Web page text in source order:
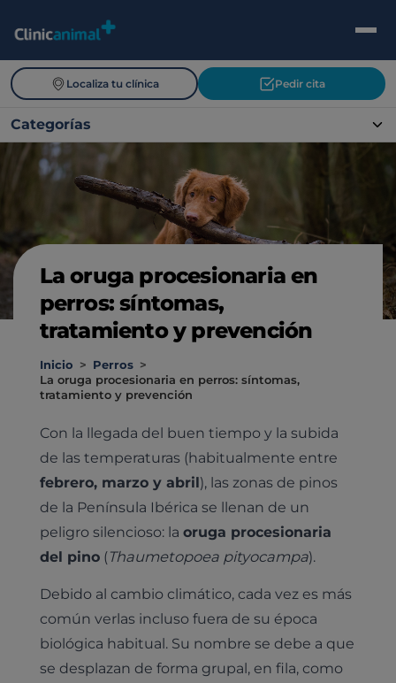
Localiza tu clínica Pedir cita
Categorías
La oruga procesionaria en
perros: síntomas,
tratamiento y prevención
Inicio > Perros >
La oruga procesionaria en perros: síntomas,
tratamiento y prevención
Con la llegada del buen tiempo y la subida
de las temperaturas (habitualmente entre
febrero, marzo y abril), las zonas de pinos
de la Península Ibérica se llenan de un
peligro silencioso: la oruga procesionaria
del pino(Thaumetopoea pityocampa).
Debido al cambio climático, cada vez es más
común verlas incluso fuera de su época
biológica habitual. Su nombre se debe a que
se desplazan de forma grupal, en fila, como